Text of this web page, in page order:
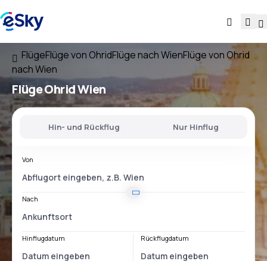
FlügeFlüge von OhridFlüge nach WienFlüge von Ohrid
nach Wien
FlügeOhrid Wien
Hin- und Rückflug Nur Hinflug
Von
Nach
Hinflugdatum Rückflugdatum